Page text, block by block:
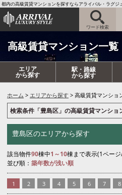
都内の高級賃貸マンションを探すならアライバル・ラグジ
ワード検索
高級賃貸マンション一覧
エリア
から探す
駅・路線
から探す
ホーム エリアから探す 高級賃貸マンショ
検索条件「豊島区」の高級賃貸マンショ
豊島区のエリアから探す
該当物件90棟中1～10棟まで表示(1ペー
並び順： 築年数が浅い順
1 2 3 4 5 6 7 8